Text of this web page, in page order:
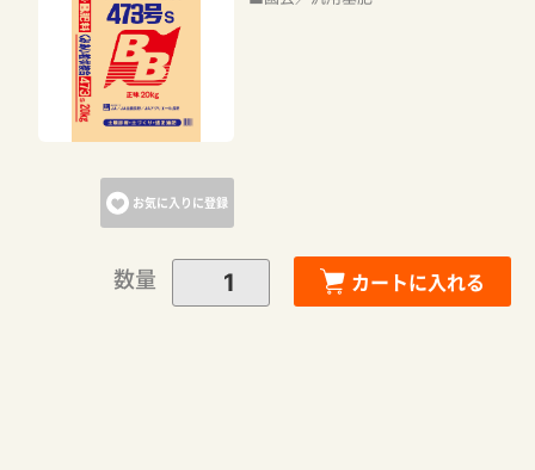
お気に入りに登録
数量 カートに入れる
カートに追加しました。